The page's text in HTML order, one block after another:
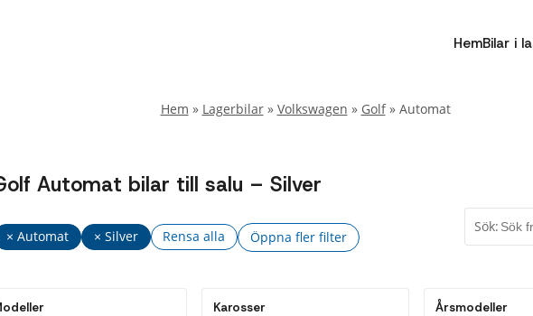
HemBilar i
Hem » Lagerbilar» Volkswagen » Golf» Automat
Automat bilar till salu – Silver
× Automat × Silver Rensa alla Öppna fler filter
Sök:
Karosser
Årsmodeller